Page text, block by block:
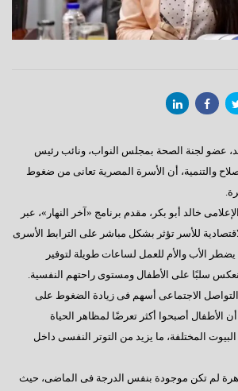
عضو لجنة الصحة بمجلس النواب، ونائب رئيس
والتنمية، أن الأسرة المصرية تعانى من ضغوط
خالد أبو بكر، مقدم برنامج «آخر النهار»، عبر
للأسر تؤثر بشكل مباشر على الترابط الأسرى
الأب والأم للعمل لساعات طويلة لتوفير
ينعكس سلبًا على الأطفال ومستوى راحتهم النفسية.
الاجتماعى أسهم فى زيادة الضغوط على
الأطفال أصبحوا أكثر تعرضًا لمظاهر الحياة
المختلفة، ما يزيد من التوتر النفسى داخل
لم تكن موجودة بنفس الدرجة فى الماضى، حيث